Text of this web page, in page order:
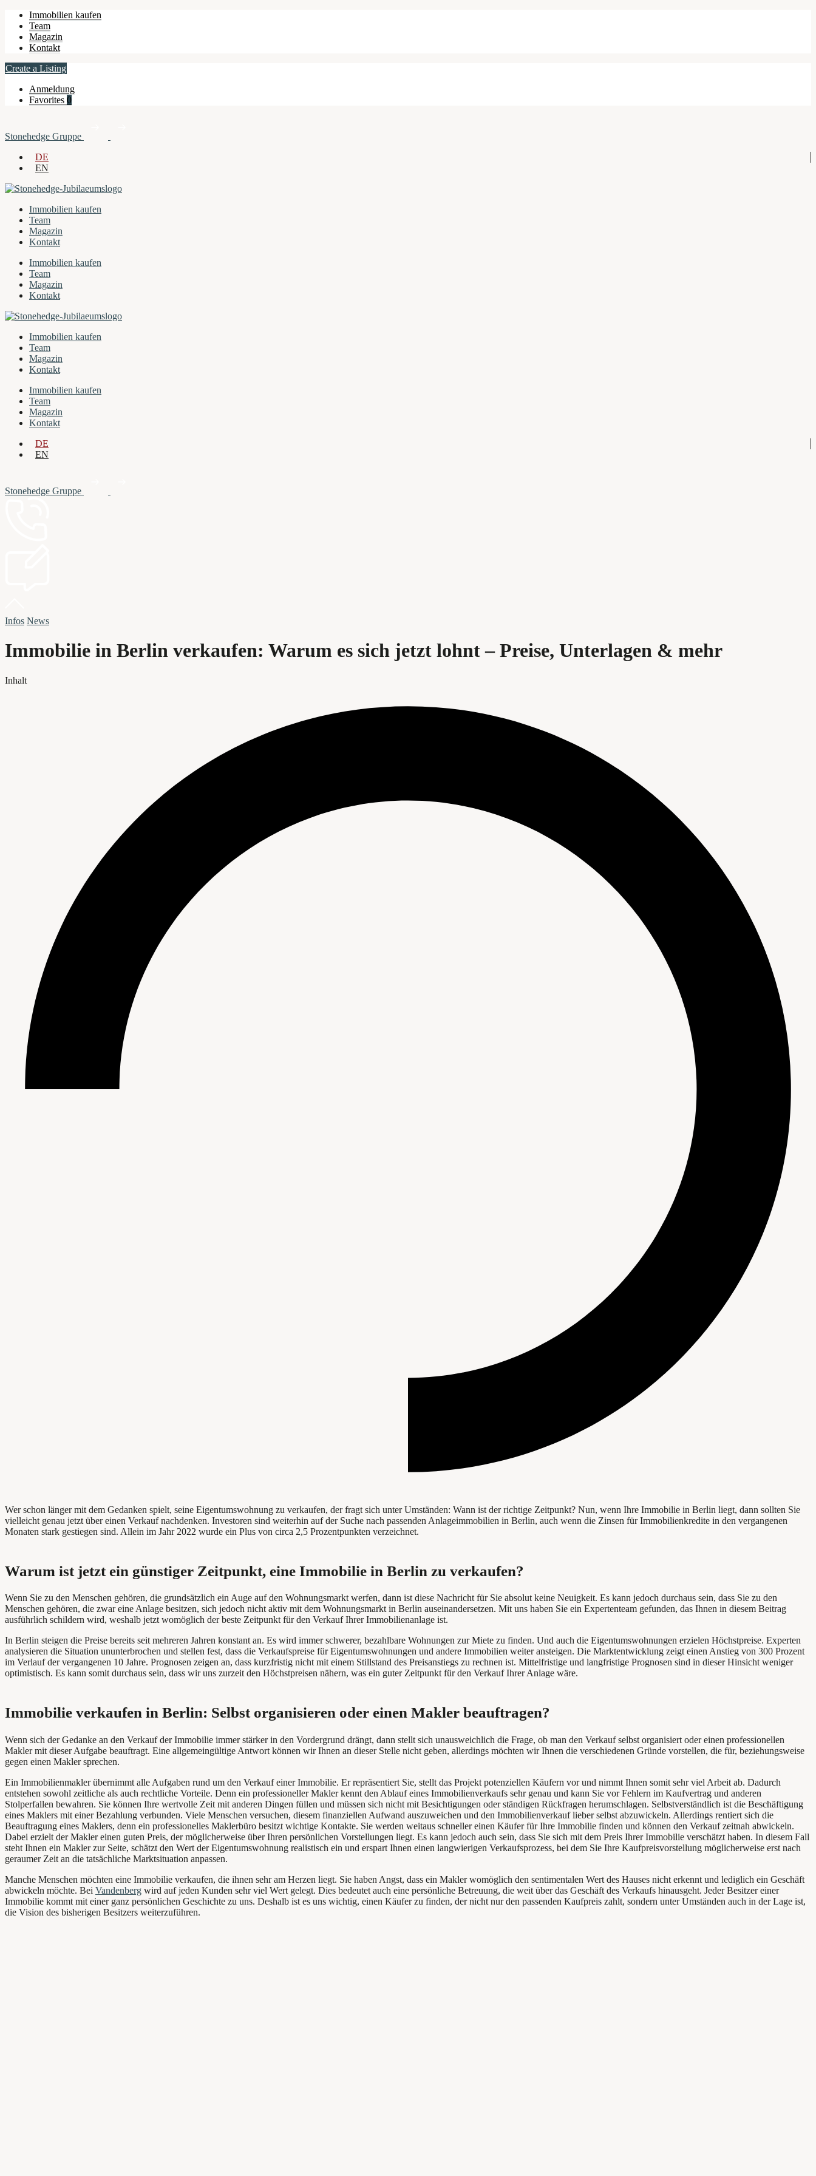
Immobilien kaufen
Team
Magazin
Kontakt
Create a Listing
Anmeldung
Favorites 0
Stonehedge Gruppe
DE
EN
Immobilien kaufen
Team
Magazin
Kontakt
Immobilien kaufen
Team
Magazin
Kontakt
Immobilien kaufen
Team
Magazin
Kontakt
Immobilien kaufen
Team
Magazin
Kontakt
DE
EN
Stonehedge Gruppe
Infos News
Immobilie in Berlin verkaufen: Warum es sich jetzt lohnt – Preise, Unterlagen & mehr
Inhalt
Wer schon länger mit dem Gedanken spielt, seine Eigentumswohnung zu verkaufen, der fragt sich unter Umständen: Wann ist der richtige Zeitpunkt? Nun, wenn Ihre Immobilie in Berlin liegt, dann sollten Sie
vielleicht genau jetzt über einen Verkauf nachdenken. Investoren sind weiterhin auf der Suche nach passenden Anlageimmobilien in Berlin, auch wenn die Zinsen für Immobilienkredite in den vergangenen
Monaten stark gestiegen sind. Allein im Jahr 2022 wurde ein Plus von circa 2,5 Prozentpunkten verzeichnet.
Warum ist jetzt ein günstiger Zeitpunkt, eine Immobilie in Berlin zu verkaufen?
Wenn Sie zu den Menschen gehören, die grundsätzlich ein Auge auf den Wohnungsmarkt werfen, dann ist diese Nachricht für Sie absolut keine Neuigkeit. Es kann jedoch durchaus sein, dass Sie zu den
Menschen gehören, die zwar eine Anlage besitzen, sich jedoch nicht aktiv mit dem Wohnungsmarkt in Berlin auseinandersetzen. Mit uns haben Sie ein Expertenteam gefunden, das Ihnen in diesem Beitrag
ausführlich schildern wird, weshalb jetzt womöglich der beste Zeitpunkt für den Verkauf Ihrer Immobilienanlage ist.
In Berlin steigen die Preise bereits seit mehreren Jahren konstant an. Es wird immer schwerer, bezahlbare Wohnungen zur Miete zu finden. Und auch die Eigentumswohnungen erzielen Höchstpreise. Experten
analysieren die Situation ununterbrochen und stellen fest, dass die Verkaufspreise für Eigentumswohnungen und andere Immobilien weiter ansteigen. Die Marktentwicklung zeigt einen Anstieg von 300 Prozent
im Verlauf der vergangenen 10 Jahre. Prognosen zeigen an, dass kurzfristig nicht mit einem Stillstand des Preisanstiegs zu rechnen ist. Mittelfristige und langfristige Prognosen sind in dieser Hinsicht weniger
optimistisch. Es kann somit durchaus sein, dass wir uns zurzeit den Höchstpreisen nähern, was ein guter Zeitpunkt für den Verkauf Ihrer Anlage wäre.
Immobilie verkaufen in Berlin: Selbst organisieren oder einen Makler beauftragen?
Wenn sich der Gedanke an den Verkauf der Immobilie immer stärker in den Vordergrund drängt, dann stellt sich unausweichlich die Frage, ob man den Verkauf selbst organisiert oder einen professionellen
Makler mit dieser Aufgabe beauftragt. Eine allgemeingültige Antwort können wir Ihnen an dieser Stelle nicht geben, allerdings möchten wir Ihnen die verschiedenen Gründe vorstellen, die für, beziehungsweise
gegen einen Makler sprechen.
Ein Immobilienmakler übernimmt alle Aufgaben rund um den Verkauf einer Immobilie. Er repräsentiert Sie, stellt das Projekt potenziellen Käufern vor und nimmt Ihnen somit sehr viel Arbeit ab. Dadurch
entstehen sowohl zeitliche als auch rechtliche Vorteile. Denn ein professioneller Makler kennt den Ablauf eines Immobilienverkaufs sehr genau und kann Sie vor Fehlern im Kaufvertrag und anderen
Stolperfallen bewahren. Sie können Ihre wertvolle Zeit mit anderen Dingen füllen und müssen sich nicht mit Besichtigungen oder ständigen Rückfragen herumschlagen. Selbstverständlich ist die Beschäftigung
eines Maklers mit einer Bezahlung verbunden. Viele Menschen versuchen, diesem finanziellen Aufwand auszuweichen und den Immobilienverkauf lieber selbst abzuwickeln. Allerdings rentiert sich die
Beauftragung eines Maklers, denn ein professionelles Maklerbüro besitzt wichtige Kontakte. Sie werden weitaus schneller einen Käufer für Ihre Immobilie finden und können den Verkauf zeitnah abwickeln.
Dabei erzielt der Makler einen guten Preis, der möglicherweise über Ihren persönlichen Vorstellungen liegt. Es kann jedoch auch sein, dass Sie sich mit dem Preis Ihrer Immobilie verschätzt haben. In diesem Fall
steht Ihnen ein Makler zur Seite, schätzt den Wert der Eigentumswohnung realistisch ein und erspart Ihnen einen langwierigen Verkaufsprozess, bei dem Sie Ihre Kaufpreisvorstellung möglicherweise erst nach
geraumer Zeit an die tatsächliche Marktsituation anpassen.
Manche Menschen möchten eine Immobilie verkaufen, die ihnen sehr am Herzen liegt. Sie haben Angst, dass ein Makler womöglich den sentimentalen Wert des Hauses nicht erkennt und lediglich ein Geschäft
abwickeln möchte. Bei Vandenberg wird auf jeden Kunden sehr viel Wert gelegt. Dies bedeutet auch eine persönliche Betreuung, die weit über das Geschäft des Verkaufs hinausgeht. Jeder Besitzer einer
Immobilie kommt mit einer ganz persönlichen Geschichte zu uns. Deshalb ist es uns wichtig, einen Käufer zu finden, der nicht nur den passenden Kaufpreis zahlt, sondern unter Umständen auch in der Lage ist,
die Vision des bisherigen Besitzers weiterzuführen.